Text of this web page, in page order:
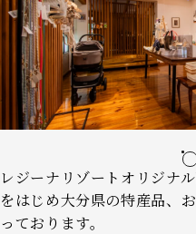
レジーナリゾートオリジナ
をはじめ大分県の特産品、
っております。
客室
レストラン
愛犬と一緒
温泉
館内施設
アクセス